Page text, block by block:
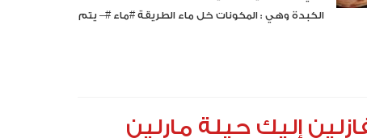
الكبدة وهي : المكونات خل ماء الطريقة #ماء #– يتم
إليكِ حيلة مارلين